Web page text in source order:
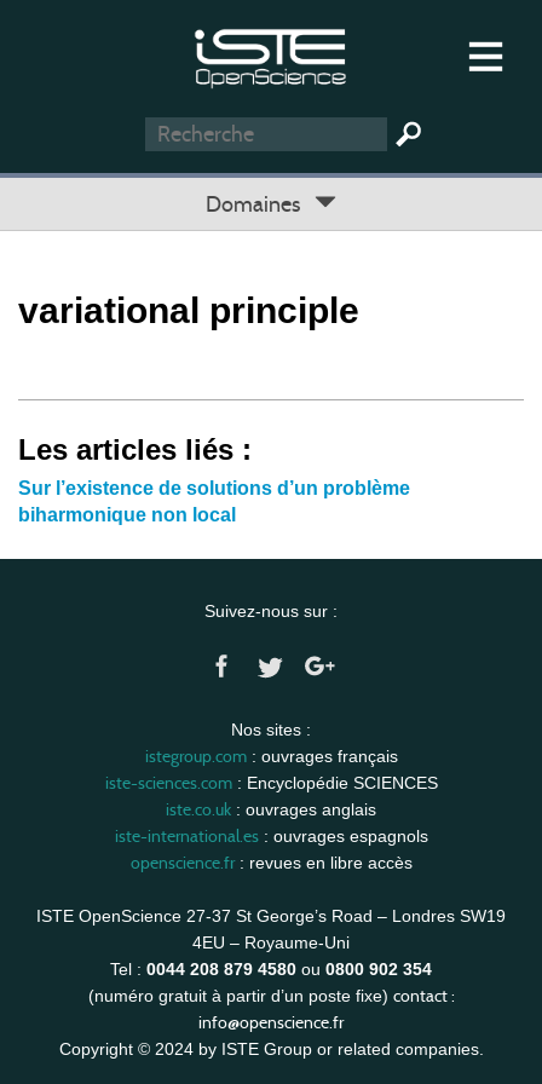
Domaines
variational principle
Les articles liés :
Sur l’existence de solutions d’un problème
biharmonique non local
Suivez-nous sur :
Nos sites :
istegroup.com: ouvrages français
iste-sciences.com: Encyclopédie SCIENCES
iste.co.uk : ouvrages anglais
iste-international.es: ouvrages espagnols
openscience.fr: revues en libre accès
ISTE OpenScience 27-37 St George’s Road – Londres SW19
4EU – Royaume-Uni
Tel : 0044 208 879 4580 ou 0800 902 354
(numéro gratuit à partir d’un poste fixe) contact :
info@openscience.fr
Copyright © 2024 by ISTE Group or related companies.